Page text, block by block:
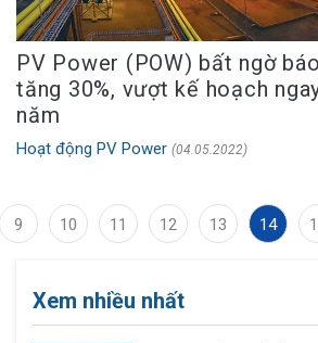
PV Power (POW) bất ngờ
tăng 30%, vượt kế hoạch
năm
Hoạt động PV Power (04.05.2022)
9 10 11 12 13 14
Xem nhiều nhất